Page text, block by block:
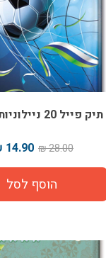
תיק פייל 20 ניילוניות כדורגל
28.00 ₪
14.90 ₪